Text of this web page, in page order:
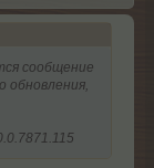
сообщение
обновления,